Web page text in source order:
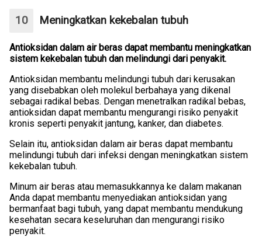
Meningkatkan kekebalan tubuh
Antioksidan dalam air beras dapat membantu meningkatkan
sistem kekebalan tubuh dan melindungi dari penyakit.
Antioksidan membantu melindungi tubuh dari kerusakan
yang disebabkan oleh molekul berbahaya yang dikenal
sebagai radikal bebas. Dengan menetralkan radikal bebas,
antioksidan dapat membantu mengurangi risiko penyakit
kronis seperti penyakit jantung, kanker, dan diabetes.
Selain itu, antioksidan dalam air beras dapat membantu
melindungi tubuh dari infeksi dengan meningkatkan sistem
kekebalan tubuh.
Minum air beras atau memasukkannya ke dalam makanan
Anda dapat membantu menyediakan antioksidan yang
bermanfaat bagi tubuh, yang dapat membantu mendukung
kesehatan secara keseluruhan dan mengurangi risiko
penyakit.